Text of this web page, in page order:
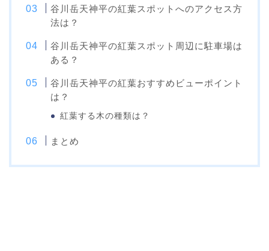
谷川岳天神平の紅葉スポットへのアクセス方
法は？
谷川岳天神平の紅葉スポット周辺に駐車場は
ある？
谷川岳天神平の紅葉おすすめビューポイント
は？
紅葉する木の種類は？
まとめ